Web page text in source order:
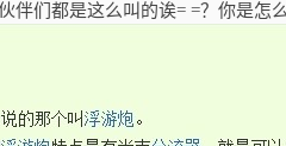
伴们都是这么叫的诶= =？你是怎